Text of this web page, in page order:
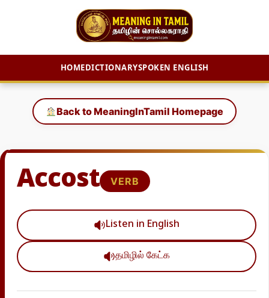
HOMEDICTIONARYSPOKEN ENGLISH
content
Back to MeaningInTamil Homepage
Accost VERB
Listen in English
தமிழில் கேட்க